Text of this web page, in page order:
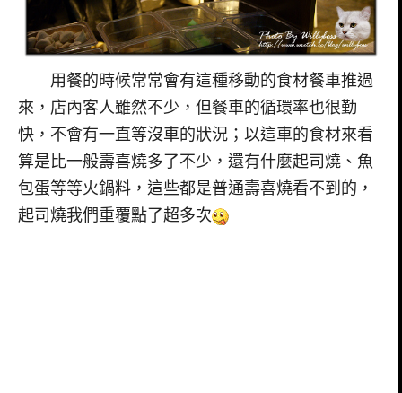
用餐的時候常常會有這種移動的食材餐車推過
來，店內客人雖然不少，但餐車的循環率也很勤
快，不會有一直等沒車的狀況；以這車的食材來看
算是比一般壽喜燒多了不少，還有什麼起司燒、魚
包蛋等等火鍋料，這些都是普通壽喜燒看不到的，
起司燒我們重覆點了超多次